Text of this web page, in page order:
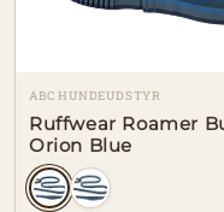
ABC HUNDEUDSTYR
Ruffwear Roamer
Orion Blue